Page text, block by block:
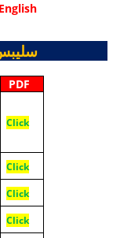
English
PDF
Click
Click
Click
Click